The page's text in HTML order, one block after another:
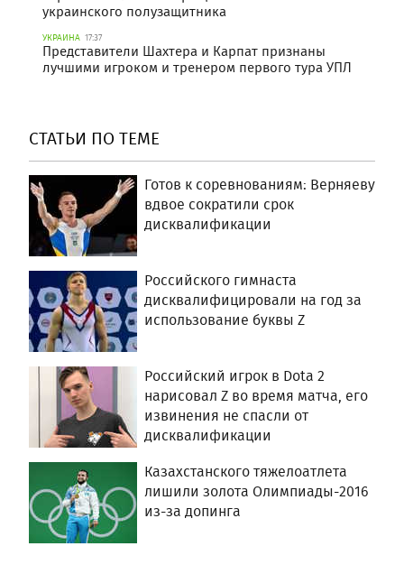
украинского полузащитника
УКРАИНА 17:37
Представители Шахтера и Карпат признаны
лучшими игроком и тренером первого тура УПЛ
СТАТЬИ ПО ТЕМЕ
Готов к соревнованиям: Верняеву
вдвое сократили срок
дисквалификации
Российского гимнаста
дисквалифицировали на год за
использование буквы Z
Российский игрок в Dota 2
нарисовал Z во время матча, его
извинения не спасли от
дисквалификации
Казахстанского тяжелоатлета
лишили золота Олимпиады-2016
из-за допинга